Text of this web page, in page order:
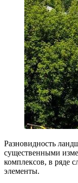
Разновидность
существенными
комплексов, в ряде
элементы.